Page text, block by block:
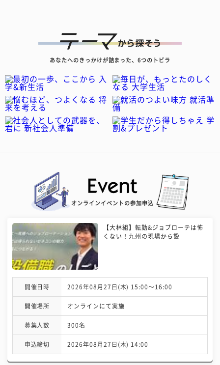
あなたへのきっかけが詰まった、6つのトビラ
オンラインイベントの参加申込
【大林組】転勤&ジョブローテは怖
くない！九州の現場から設
開催日時 2026年08月27日(木) 15:00〜16:00
開催場所 オンラインにて実施
募集人数 300名
申込締切 2026年08月27日(木) 14:00